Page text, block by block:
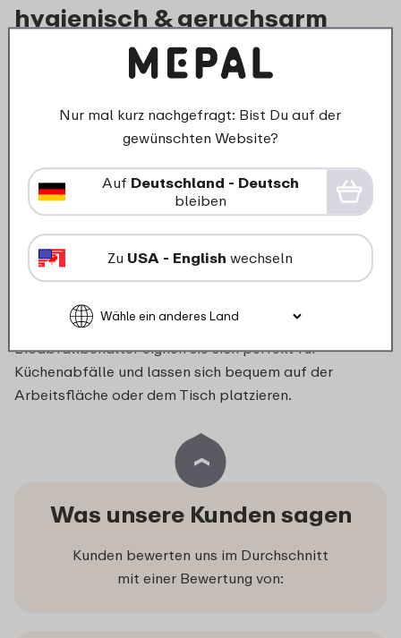
hygienisch & geruchsarm
Ein Tischabfalleimer mit Deckel hält unangenehme
Abfalleimer in klein für wenig Platz oder einTisch
schwarz als stilvolle Ergänzung deiner
Hand.
Kompakt, langlebig und aus
Kunststoff
Tisch Abfalleimer
langlebig und einfach zu reinigen. Als
Bioabfallbehälter eignen sie sich perfekt für
Küchenabfälle und lassen sich bequem auf der
Arbeitsfläche oder dem Tisch platzieren.
Was unsere Kunden sagen
Kunden bewerten uns im Durchschnitt
mit einer Bewertung von:
Nur mal kurz nachgefragt: Bist Du auf der
gewünschten Website?
Auf Deutschland - Deutsch
bleiben
Zu USA - English wechseln